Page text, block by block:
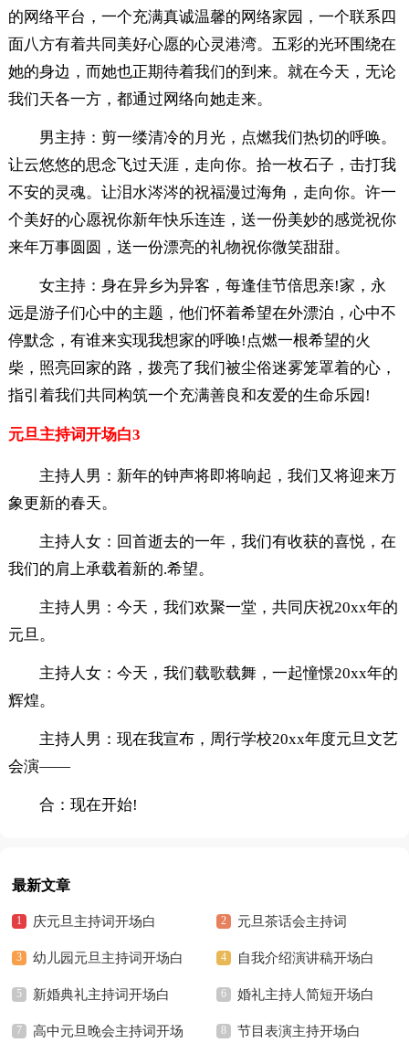
的网络平台，一个充满真诚温馨的网络家园，一个联系四
面八方有着共同美好心愿的心灵港湾。五彩的光环围绕在
她的身边，而她也正期待着我们的到来。就在今天，无论
我们天各一方，都通过网络向她走来。
男主持：剪一缕清冷的月光，点燃我们热切的呼唤。
让云悠悠的思念飞过天涯，走向你。拾一枚石子，击打我
不安的灵魂。让泪水涔涔的祝福漫过海角，走向你。许一
个美好的心愿祝你新年快乐连连，送一份美妙的感觉祝你
来年万事圆圆，送一份漂亮的礼物祝你微笑甜甜。
女主持：身在异乡为异客，每逢佳节倍思亲!家，永
远是游子们心中的主题，他们怀着希望在外漂泊，心中不
停默念，有谁来实现我想家的呼唤!点燃一根希望的火
柴，照亮回家的路，拨亮了我们被尘俗迷雾笼罩着的心，
指引着我们共同构筑一个充满善良和友爱的生命乐园!
元旦主持词开场白3
主持人男：新年的钟声将即将响起，我们又将迎来万
象更新的春天。
主持人女：回首逝去的一年，我们有收获的喜悦，在
我们的肩上承载着新的.希望。
主持人男：今天，我们欢聚一堂，共同庆祝20xx年的
元旦。
主持人女：今天，我们载歌载舞，一起憧憬20xx年的
辉煌。
主持人男：现在我宣布，周行学校20xx年度元旦文艺
会演——
合：现在开始!
最新文章
庆元旦主持词开场白 元旦茶话会主持词
幼儿园元旦主持词开场白
台词
自我介绍演讲稿开场白
新婚典礼主持词开场白 婚礼主持人简短开场白
高中元旦晚会主持词开场 节目表演主持开场白